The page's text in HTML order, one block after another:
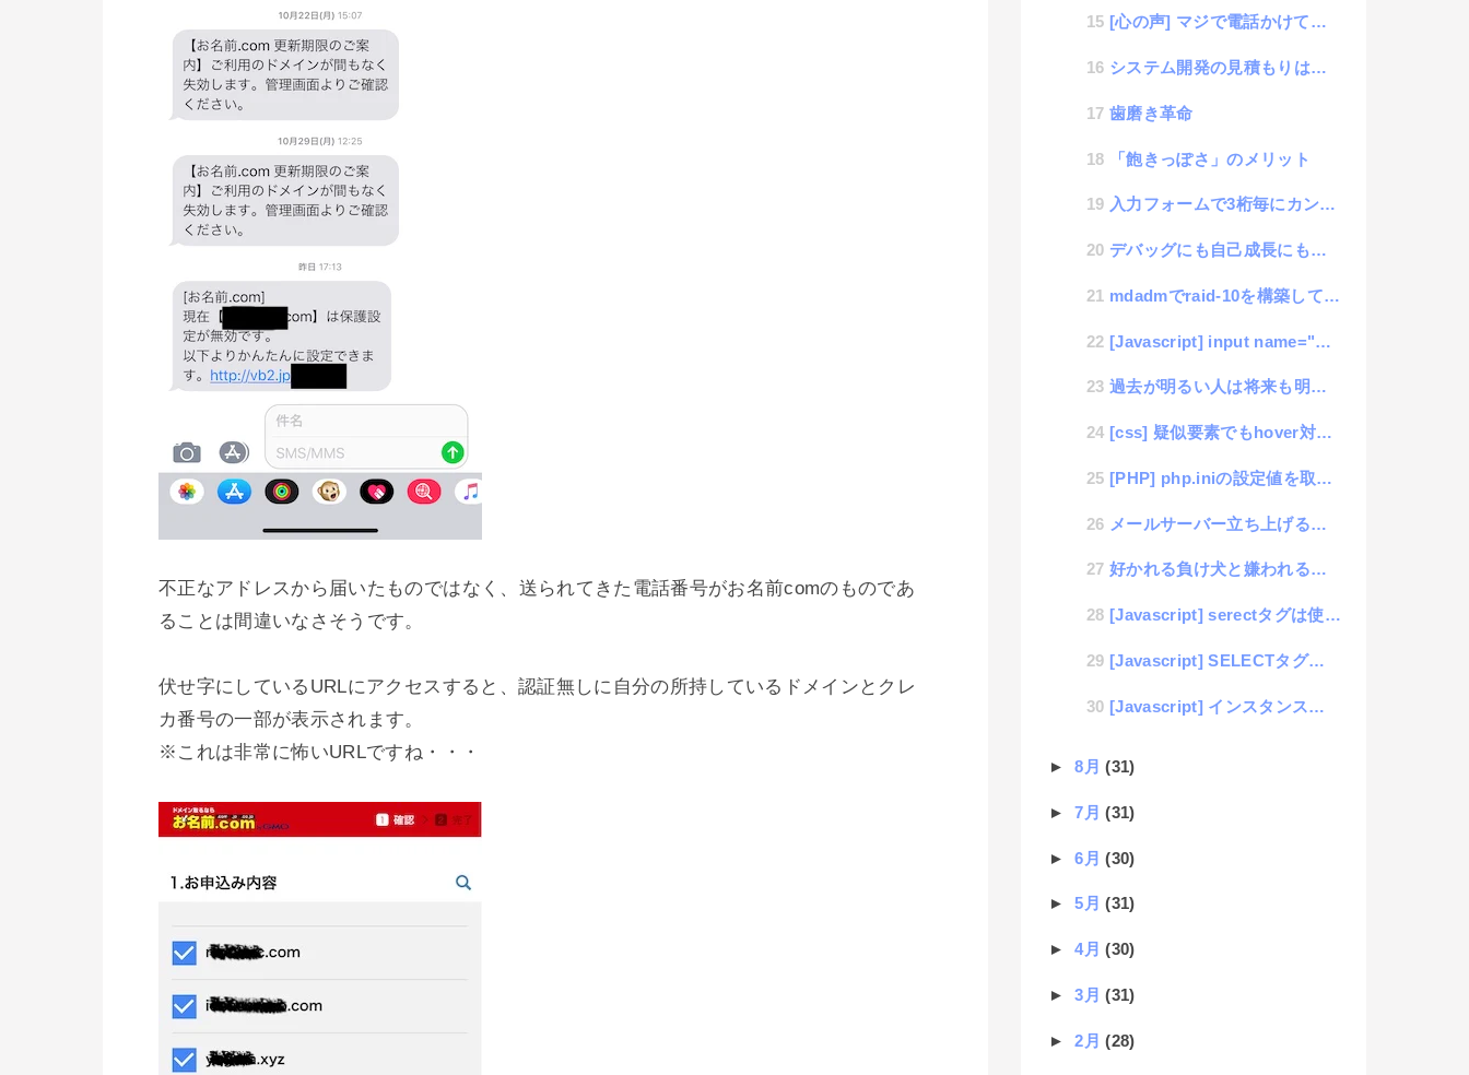
不正なアドレスから届いたものではなく、送られてきた電話番号がお名前comのものであ
ることは間違いなさそうです。
伏せ字にしているURLにアクセスすると、認証無しに自分の所持しているドメインとクレ
カ番号の一部が表示されます。
※これは非常に怖いURLですね・・・
[心の声] マジで電話かけてくるのやめてくれ
システム開発の見積もりは超適当という話
歯磨き革命
「飽きっぽさ」のメリット
入力フォームで3桁毎にカンマを自動で入れてくれる補助ライブラリ : 3-Digit-Separator
デバッグにも自己成長にも役立つ「ラバーダッキング」
mdadmでraid-10を構築していたのにサーバー再起動したら認識しなくなった時の修復方法
[Javascript] input name="date"を使いたくない人の為のカレンダーライブラリ
過去が明るい人は将来も明るい、記憶で人生が決まる考え方
[css] 疑似要素でもhover対応できるよ
[PHP] php.iniの設定値を取得するini_getを便利に使う方法
メールサーバー立ち上げるならVirtualサーバーが便利
好かれる負け犬と嫌われる勝ち組
[Javascript] serectタグは使いづらい、選択も入力もできるフォーム構築ができる「pu...
[Javascript] SELECTタグの追加と削除と変更のスマートなコーディング
[Javascript] インスタンスのローカル変数の使い方を間違っていたので再度理解した話
►8月(31)
►7月(31)
►6月(30)
►5月(31)
►4月(30)
►3月(31)
►2月(28)